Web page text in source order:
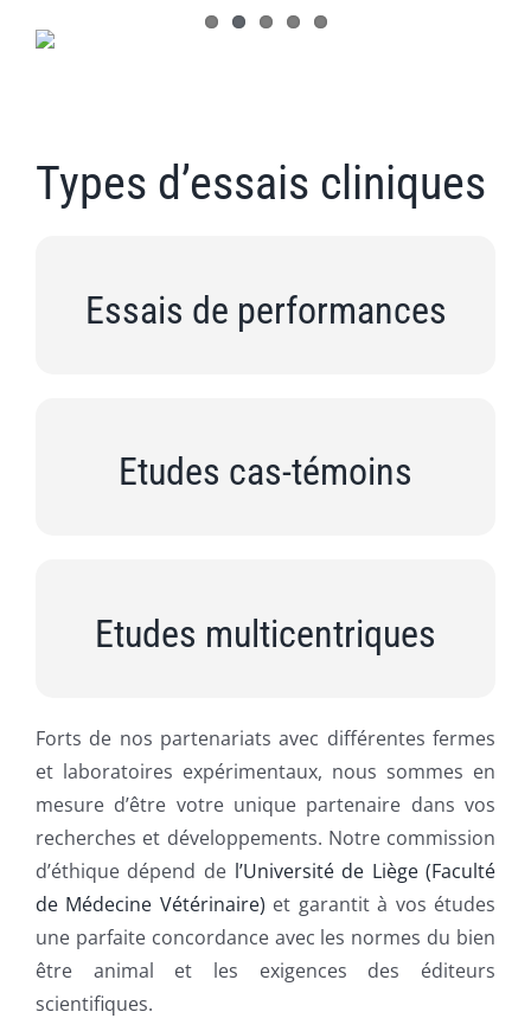
Types d’essais cliniques
Essais de performances
Etudes cas-témoins
Etudes multicentriques
Forts de nos partenariats avec différentes fermes
et laboratoires expérimentaux, nous sommes en
mesure d’être votre unique partenaire dans vos
recherches et développements. Notre commission
d’éthique dépend de l’Université de Liège (Faculté
de Médecine Vétérinaire) et garantit à vos études
une parfaite concordance avec les normes du bien
être animal et les exigences des éditeurs
scientifiques.